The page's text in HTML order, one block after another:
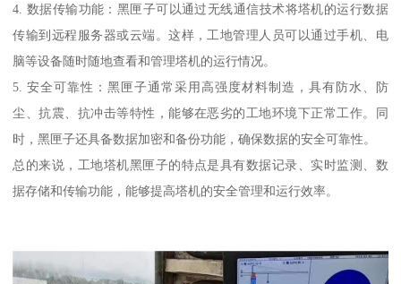
4. 数据传输功能：黑匣子可以通过无线通信技术将塔机的运行数据
传输到远程服务器或云端。这样，工地管理人员可以通过手机、电
脑等设备随时随地查看和管理塔机的运行情况。
5. 安全可靠性：黑匣子通常采用高强度材料制造，具有防水、防
尘、抗震、抗冲击等特性，能够在恶劣的工地环境下正常工作。同
时，黑匣子还具备数据加密和备份功能，确保数据的安全可靠性。
总的来说，工地塔机黑匣子的特点是具有数据记录、实时监测、数
据存储和传输功能，能够提高塔机的安全管理和运行效率。